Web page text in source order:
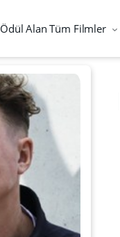
Ödül Alan Tüm Filmler